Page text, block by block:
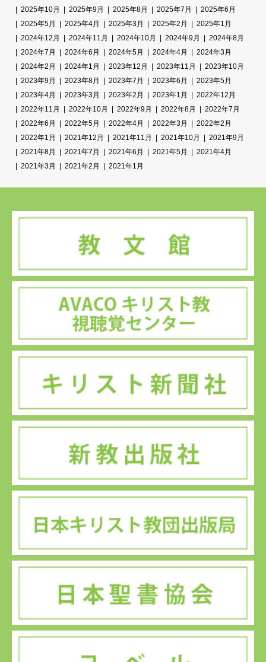
2025年10月
2025年9月 2025年8月 2025年7月
2025年6月
2025年5月
2025年4月 2025年3月 2025年2月
2025年1月
2024年12月
2024年11月 2024年10月 2024年9月
2024年8月
2024年7月
2024年6月 2024年5月 2024年4月
2024年3月
2024年2月
2024年1月 2023年12月 2023年11月
2023年10月
2023年9月
2023年8月 2023年7月 2023年6月
2023年5月
2023年4月
2023年3月 2023年2月 2023年1月
2022年12月
2022年11月
2022年10月 2022年9月 2022年8月
2022年7月
2022年6月
2022年5月 2022年4月 2022年3月
2022年2月
2022年1月
2021年12月 2021年11月 2021年10月
2021年9月
2021年8月
2021年7月 2021年6月 2021年5月
2021年4月
2021年3月
2021年2月 2021年1月